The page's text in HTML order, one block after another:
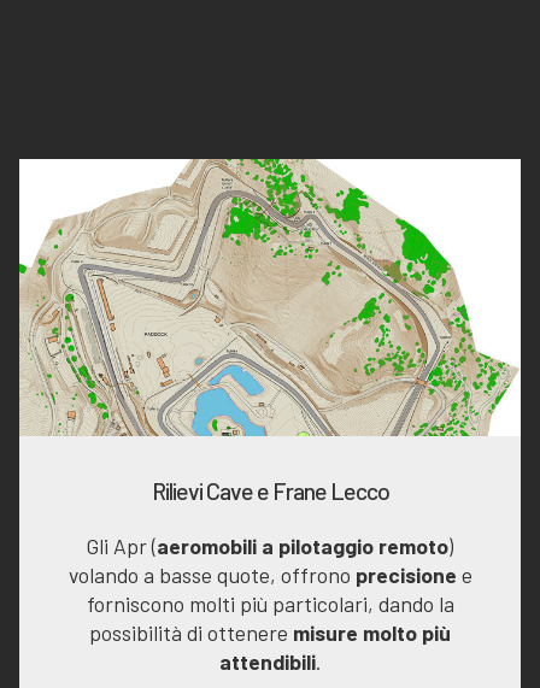
Rilievi Cave e Frane Lecco
Gli Apr (aeromobili a pilotaggio remoto)
volando a basse quote, offrono precisione e
forniscono molti più particolari, dando la
possibilità di ottenere misure molto più
attendibili.